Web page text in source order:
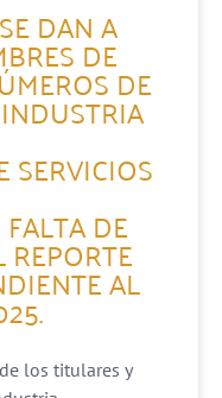
DAN A
DE
DE
SERVICIOS
DE
REPORTE
AL
los titulares y